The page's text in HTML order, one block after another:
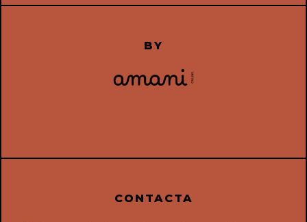
BY
CONTACTA